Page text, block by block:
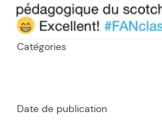
Catégories
Date de publication